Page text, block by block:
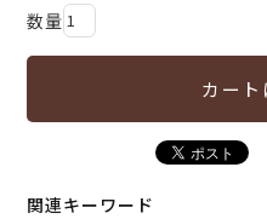
カート
関連キーワード